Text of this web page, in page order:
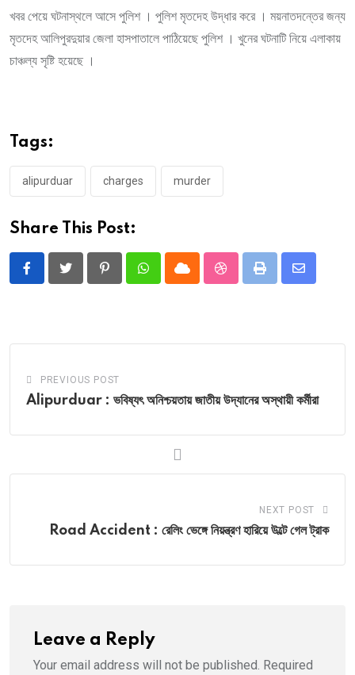
খবর পেয়ে ঘটনাস্থলে আসে পুলিশ । পুলিশ মৃতদেহ উদ্ধার করে । ময়নাতদন্তের জন্য
মৃতদেহ আলিপুরদুয়ার জেলা হাসপাতালে পাঠিয়েছে পুলিশ । খুনের ঘটনাটি নিয়ে এলাকায়
চাঞ্চল্য সৃষ্টি হয়েছে ।
Tags:
alipurduar charges murder
Share This Post:
PinterestWhatsappCloud StumbleUpon
Print
Share
PREVIOUS POST
Alipurduar : ভবিষ্যৎ অনিশ্চয়তায় জাতীয় উদ্যানের অস্থায়ী কর্মীরা
NEXT POST
Road Accident : রেলিং ভেঙ্গে নিয়ন্ত্রণ হারিয়ে উল্টে গেল ট্রাক
Leave a Reply
Your email address will not be published. Required